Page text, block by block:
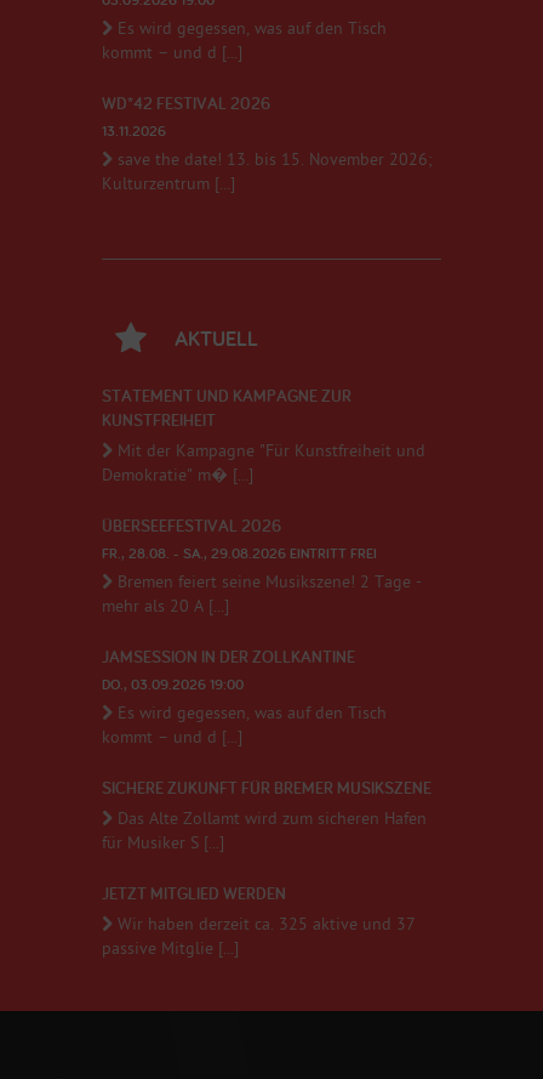
Es wird gegessen, was auf den Tisch
kommt – und d [...]
WD*42 FESTIVAL 2026
13.11.2026
save the date! 13. bis 15. November 2026;
Kulturzentrum [...]
AKTUELL
STATEMENT UND KAMPAGNE ZUR
KUNSTFREIHEIT
Mit der Kampagne "Für Kunstfreiheit und
Demokratie" m� [...]
ÜBERSEEFESTIVAL 2026
FR., 28.08. - SA., 29.08.2026 EINTRITT FREI
Bremen feiert seine Musikszene! 2 Tage -
mehr als 20 A [...]
JAMSESSION IN DER ZOLLKANTINE
DO., 03.09.2026 19:00
Es wird gegessen, was auf den Tisch
kommt – und d [...]
SICHERE ZUKUNFT FÜR BREMER MUSIKSZENE
Das Alte Zollamt wird zum sicheren Hafen
für Musiker S [...]
JETZT MITGLIED WERDEN
Wir haben derzeit ca. 325 aktive und 37
passive Mitglie [...]